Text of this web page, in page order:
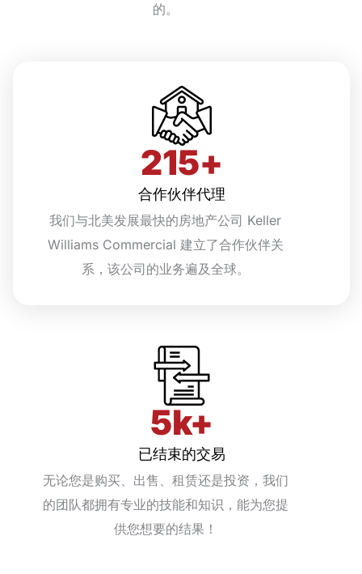
的。
合作伙伴代理
215+
我们与北美发展最快的房地产公司 Keller
Williams Commercial 建立了合作伙伴关
系，该公司的业务遍及全球。
已结束的交易
5k+
无论您是购买、出售、租赁还是投资，我们
的团队都拥有专业的技能和知识，能为您提
供您想要的结果！